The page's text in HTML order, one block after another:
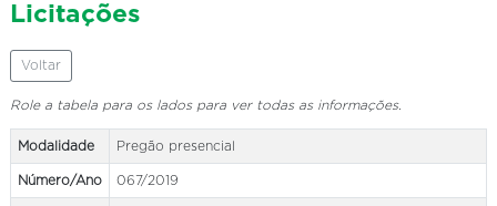
Licitações
Voltar
Role a tabela para os lados para ver todas as informações.
Modalidade Pregão presencial
Número/Ano 067/2019